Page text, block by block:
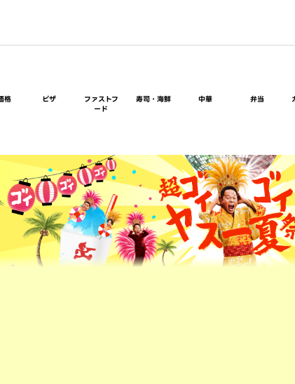
格 ピザ
ファストフ
ード
寿司・海鮮 中華 弁当